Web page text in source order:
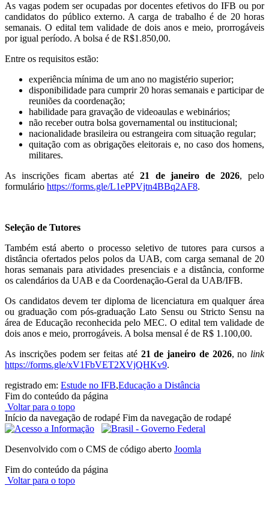
As vagas podem ser ocupadas por docentes efetivos do IFB ou por
candidatos do público externo. A carga de trabalho é de 20 horas
semanais. O edital tem validade de dois anos e meio, prorrogáveis
por igual período. A bolsa é de R$1.850,00.
Entre os requisitos estão:
experiência mínima de um ano no magistério superior;
disponibilidade para cumprir 20 horas semanais e participar de
reuniões da coordenação;
habilidade para gravação de videoaulas e webinários;
não receber outra bolsa governamental ou institucional;
nacionalidade brasileira ou estrangeira com situação regular;
quitação com as obrigações eleitorais e, no caso dos homens,
militares.
As inscrições ficam abertas até 21 de janeiro de 2026, pelo
formulário https://forms.gle/L1ePPVjtn4BBq2AF8.
Seleção de Tutores
Também está aberto o processo seletivo de tutores para cursos a
distância ofertados pelos polos da UAB, com carga semanal de 20
horas semanais para atividades presenciais e a distância, conforme
os calendários da UAB e da Coordenação-Geral da UAB/IFB.
Os candidatos devem ter diploma de licenciatura em qualquer área
ou graduação com pós-graduação Lato Sensu ou Stricto Sensu na
área de Educação reconhecida pelo MEC. O edital tem validade de
dois anos e meio, prorrogáveis. A bolsa mensal é de R$ 1.100,00.
As inscrições podem ser feitas até 21 de janeiro de 2026, no link
https://forms.gle/xV1FbVET2XVjQHKv9.
registrado em: Estude no IFB,Educação a Distância
Fim do conteúdo da página
Voltar para o topo
Início da navegação de rodapé Fim da navegação de rodapé
Desenvolvido com o CMS de código aberto Joomla
Fim do conteúdo da página
Voltar para o topo